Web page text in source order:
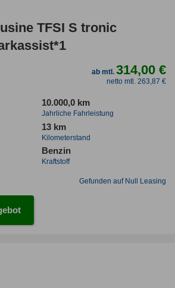
TFSI S tronic
ab mtl.314,00 €
netto mtl. 263,87 €
10.000,0 km
Jahrliche Fahrleistung
13 km
Kilometerstand
Benzin
Kraftstoff
Gefunden auf Null Leasing